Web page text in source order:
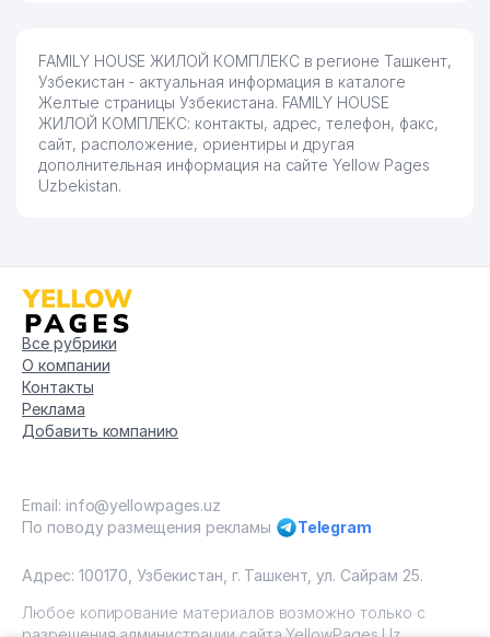
FAMILY HOUSE ЖИЛОЙ КОМПЛЕКС в регионе Ташкент,
Узбекистан - актуальная информация в каталоге
Желтые страницы Узбекистана. FAMILY HOUSE
ЖИЛОЙ КОМПЛЕКС: контакты, адрес, телефон, факс,
сайт, расположение, ориентиры и другая
дополнительная информация на сайте Yellow Pages
Uzbekistan.
Все рубрики
О компании
Контакты
Реклама
Добавить компанию
Email: info@yellowpages.uz
По поводу размещения рекламы
Telegram
Адрес: 100170, Узбекистан, г. Ташкент, ул. Сайрам 25.
Любое копирование материалов возможно только с